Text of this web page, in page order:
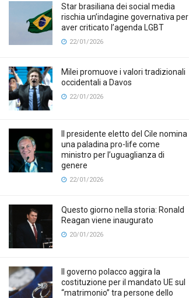
Star brasiliana dei social media
rischia un’indagine governativa per
aver criticato l’agenda LGBT
22/01/2026
Milei promuove i valori tradizionali
occidentali a Davos
22/01/2026
Il presidente eletto del Cile nomina
una paladina pro-life come
ministro per l’uguaglianza di
genere
22/01/2026
Questo giorno nella storia: Ronald
Reagan viene inaugurato
20/01/2026
Il governo polacco aggira la
costituzione per il mandato UE sul
“matrimonio” tra persone dello